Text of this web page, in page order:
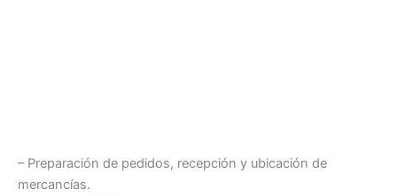
– Preparación de pedidos, recepción y ubicación de
mercancías.